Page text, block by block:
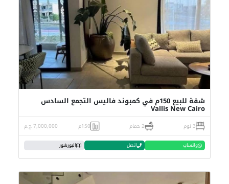
شقة للبيع 150م في كمبوند فاليس التجمع السادس
Vallis New Cairo
3 نوم 2 حمام 150م 7,000,000 ج.م
واتساب اتصل البورشور